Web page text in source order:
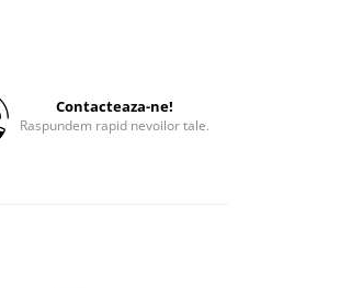
Contacteaza-ne!
Raspundem rapid nevoilor tale.